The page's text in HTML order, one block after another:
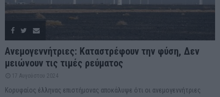
Ανεμογεννήτριες: Καταστρέφουν την φύση, Δεν
μειώνουν τις τιμές ρεύματος
17 Αυγούστου 2024
Κορυφαίος έλληνας επιστήμονας αποκάλυψε ότι οι ανεμογεννήτριες